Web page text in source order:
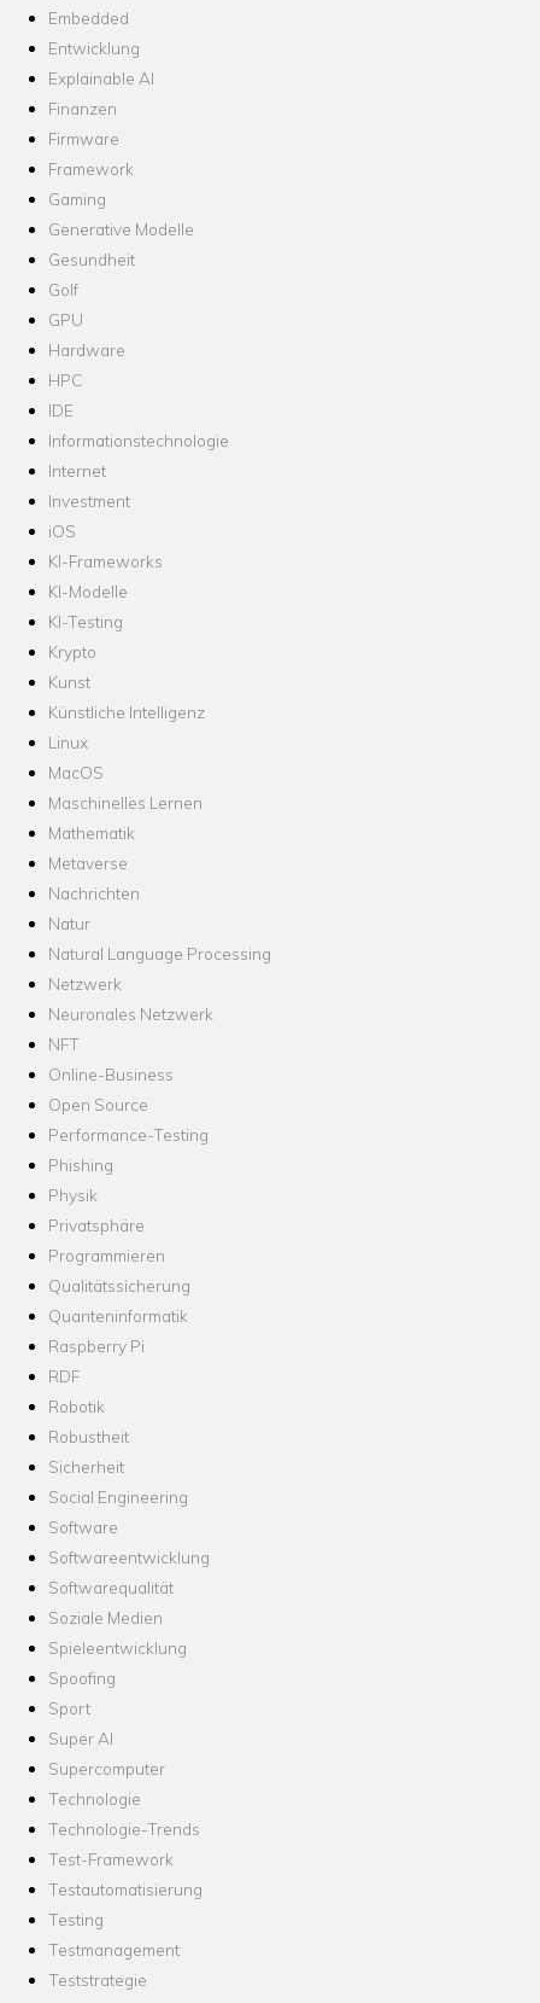
Embedded
Entwicklung
Explainable AI
Finanzen
Firmware
Framework
Gaming
Generative Modelle
Gesundheit
Golf
GPU
Hardware
HPC
IDE
Informationstechnologie
Internet
Investment
iOS
KI-Frameworks
KI-Modelle
KI-Testing
Krypto
Kunst
Künstliche Intelligenz
Linux
MacOS
Maschinelles Lernen
Mathematik
Metaverse
Nachrichten
Natur
Natural Language Processing
Netzwerk
Neuronales Netzwerk
NFT
Online-Business
Open Source
Performance-Testing
Phishing
Physik
Privatsphäre
Programmieren
Qualitätssicherung
Quanteninformatik
Raspberry Pi
RDF
Robotik
Robustheit
Sicherheit
Social Engineering
Software
Softwareentwicklung
Softwarequalität
Soziale Medien
Spieleentwicklung
Spoofing
Sport
Super AI
Supercomputer
Technologie
Technologie-Trends
Test-Framework
Testautomatisierung
Testing
Testmanagement
Teststrategie